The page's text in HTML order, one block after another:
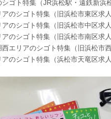
ゴト特集（JR浜松駅・遠鉄新浜
のシゴト特集（旧浜松市東区求人
のシゴト特集（旧浜松市中区求人
のシゴト特集（旧浜松市南区求人
エリアのシゴト特集（旧浜松市
のシゴト特集（浜松市天竜区求